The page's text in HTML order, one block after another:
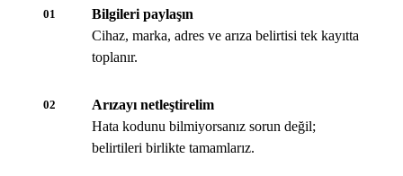
01
Bilgileri paylaşın
Cihaz, marka, adres ve arıza belirtisi tek kayıtta
toplanır.
02
Arızayı netleştirelim
Hata kodunu bilmiyorsanız sorun değil;
belirtileri birlikte tamamlarız.